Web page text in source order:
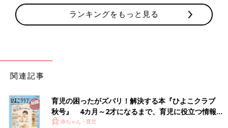
ランキングをもっと見る
関連記事
育児の困ったがズバリ！解決する本『ひよこクラブ
秋号』 4カ月～2才になるまで、育児に役立つ情報が
いっぱい！
赤ちゃん・育児